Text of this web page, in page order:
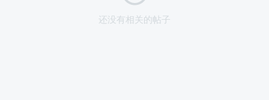
还没有相关的帖子